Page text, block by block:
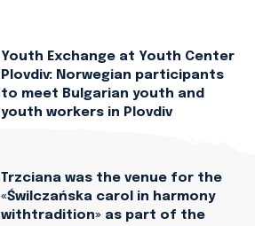
Youth Exchange at Youth Center
Plovdiv: Norwegian participants
to meet Bulgarian youth and
youth workers in Plovdiv
Trzciana was the venue for the
«Świlczańska carol in harmony
withtradition» as part of the